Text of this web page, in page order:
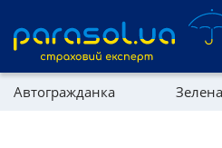
Автогражданка